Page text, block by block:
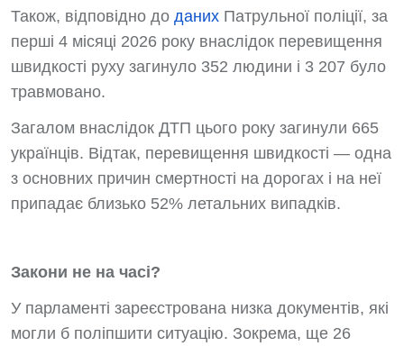
Також, відповідно до даних Патрульної поліції, за
перші 4 місяці 2026 року внаслідок перевищення
швидкості руху загинуло 352 людини і 3 207 було
травмовано.
Загалом внаслідок ДТП цього року загинули 665
українців. Відтак, перевищення швидкості — одна
з основних причин смертності на дорогах і на неї
припадає близько 52% летальних випадків.
Закони не на часі?
У парламенті зареєстрована низка документів, які
могли б поліпшити ситуацію. Зокрема, ще 26